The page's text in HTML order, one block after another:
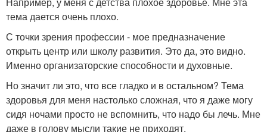
тема дается очень плохо.
С точки зрения профессии - мое предназначение
открыть центр или школу развития. Это да, это видно.
Именно организаторские способности и духовные.
Но значит ли это, что все гладко и в остальном? Тема
здоровья для меня настолько сложная, что я даже могу
сидя ночами просто не вспомнить, что надо бы лечь. Мне
даже в голову мысли такие не приходят.